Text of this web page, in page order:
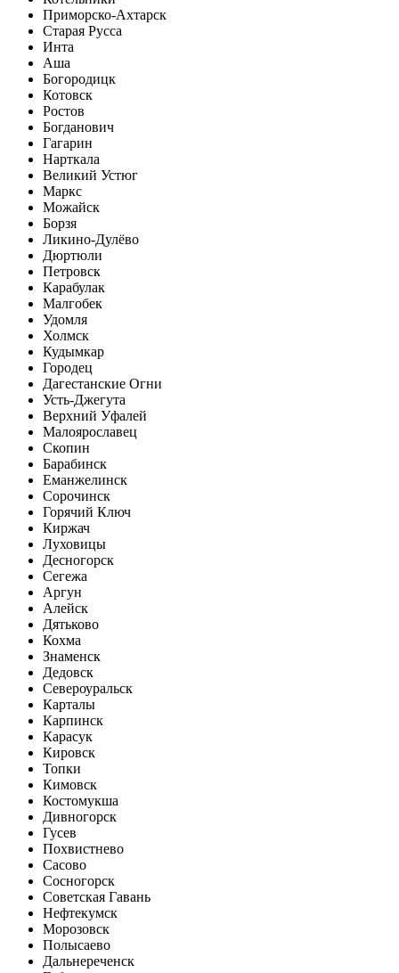
Приморско-Ахтарск
Старая Русса
Инта
Аша
Богородицк
Котовск
Ростов
Богданович
Гагарин
Нарткала
Великий Устюг
Маркс
Можайск
Борзя
Ликино-Дулёво
Дюртюли
Петровск
Карабулак
Малгобек
Удомля
Холмск
Кудымкар
Городец
Дагестанские Огни
Усть-Джегута
Верхний Уфалей
Малоярославец
Скопин
Барабинск
Еманжелинск
Сорочинск
Горячий Ключ
Киржач
Луховицы
Десногорск
Сегежа
Аргун
Алейск
Дятьково
Кохма
Знаменск
Дедовск
Североуральск
Карталы
Карпинск
Карасук
Кировск
Топки
Кимовск
Костомукша
Дивногорск
Гусев
Похвистнево
Сасово
Сосногорск
Советская Гавань
Нефтекумск
Морозовск
Полысаево
Дальнереченск